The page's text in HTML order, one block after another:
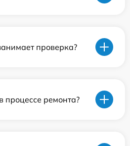
проверка?
процессе ремонта?